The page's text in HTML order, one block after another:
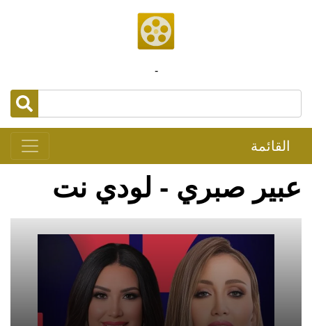
-
القائمة
عبير صبري - لودي نت